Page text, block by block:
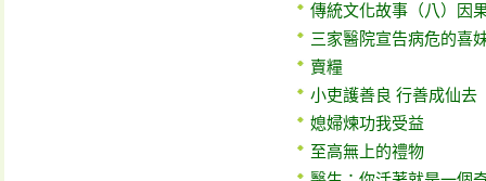
傳統文化故事（八）因
三家醫院宣告病危的喜
賣糧
小吏護善良 行善成仙去
媳婦煉功我受益
至高無上的禮物